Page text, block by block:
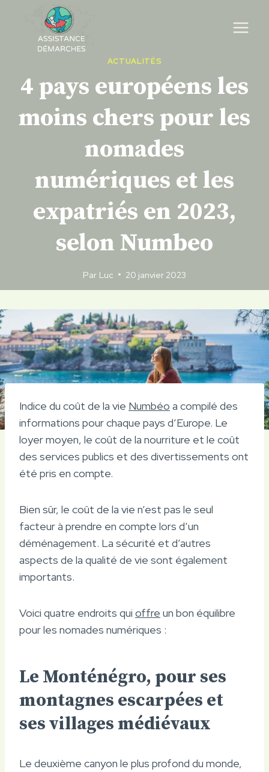
content
ACTUALITÉS
4 pays européens les
moins chers pour les
nomades
numériques et les
expatriés en 2023,
selon Numbeo
Par Luc 20 janvier 2023
Indice du coût de la vie Numbéo a compilé des
informations pour chaque pays d’Europe. Le
loyer moyen, le coût de la nourriture et le coût
des services publics et des divertissements ont
été pris en compte.
Bien sûr, le coût de la vie n’est pas le seul
facteur à prendre en compte lors d’un
déménagement. La sécurité et d’autres
aspects de la qualité de vie sont également
importants.
Voici quatre endroits qui offre un bon équilibre
pour les nomades numériques :
Le Monténégro, pour ses
montagnes escarpées et
ses villages médiévaux
Le deuxième canyon le plus profond du monde,